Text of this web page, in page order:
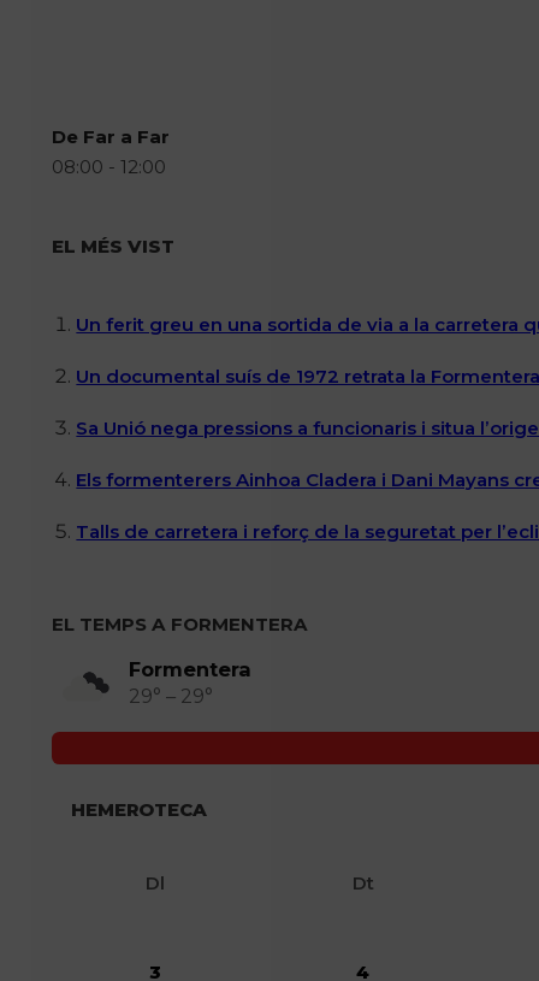
De Far a Far
08:00 - 12:00
EL MÉS VIST
Un ferit greu en una sortida de via a la carretera
Un documental suís de 1972 retrata la
Sa Unió nega pressions a funcionaris i situa
Els formenterers Ainhoa Cladera i Dani Mayans
Talls de carretera i reforç de la seguretat per
EL TEMPS A FORMENTERA
Formentera
29° – 29°
HEMEROTECA
Dl Dt
3
4